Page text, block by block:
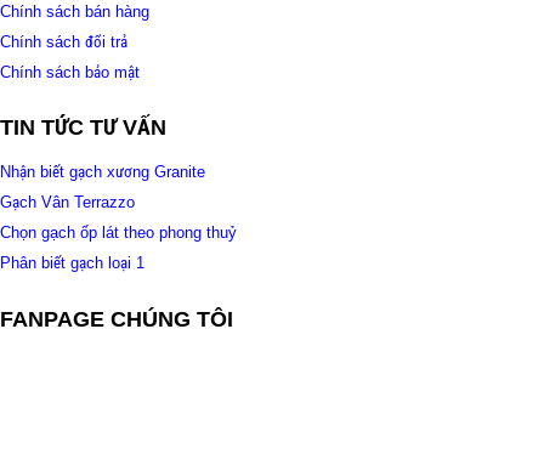
Chính sách bán hàng
Chính sách đổi trả
Chính sách bảo mật
TIN TỨC TƯ VẤN
Nhận biết gạch xương Granite
Gạch Vân Terrazzo
Chọn gạch ốp lát theo phong thuỷ
Phân biết gạch loại 1
FANPAGE CHÚNG TÔI